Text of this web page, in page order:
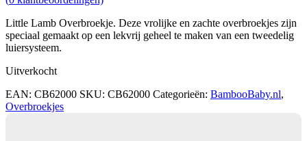
Little Lamb Overbroekje. Deze vrolijke en zachte overbroekjes zijn
speciaal gemaakt op een lekvrij geheel te maken van een tweedelig
luiersysteem.
Uitverkocht
EAN: CB62000 SKU: CB62000 Categorieën: BambooBaby.nl,
Overbroekjes